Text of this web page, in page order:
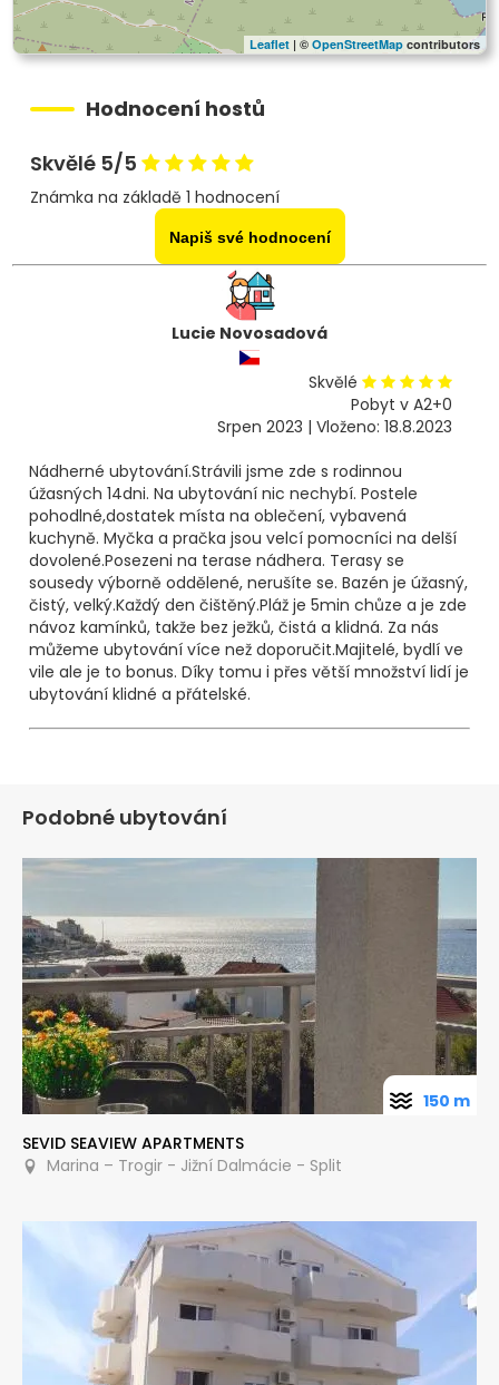
Leaflet | ©OpenStreetMap contributors
Hodnocení hostů
Skvělé 5/5
Známka na základě 1 hodnocení
Napiš své hodnocení
Lucie Novosadová
Skvělé
Pobyt v A2+0
Srpen 2023 | Vloženo: 18.8.2023
Nádherné ubytování.Strávili jsme zde s rodinnou
úžasných 14dni. Na ubytování nic nechybí. Postele
pohodlné,dostatek místa na oblečení, vybavená
kuchyně. Myčka a pračka jsou velcí pomocníci na delší
dovolené.Posezeni na terase nádhera. Terasy se
sousedy výborně oddělené, nerušíte se. Bazén je úžasný,
čistý, velký.Každý den čištěný.Pláž je 5min chůze a je zde
návoz kamínků, takže bez ježků, čistá a klidná. Za nás
můžeme ubytování více než doporučit.Majitelé, bydlí ve
vile ale je to bonus. Díky tomu i přes větší množství lidí je
ubytování klidné a přátelské.
Podobné ubytování
SEVID SEAVIEW APARTMENTS
Marina – Trogir - Jižní Dalmácie - Split
150 m